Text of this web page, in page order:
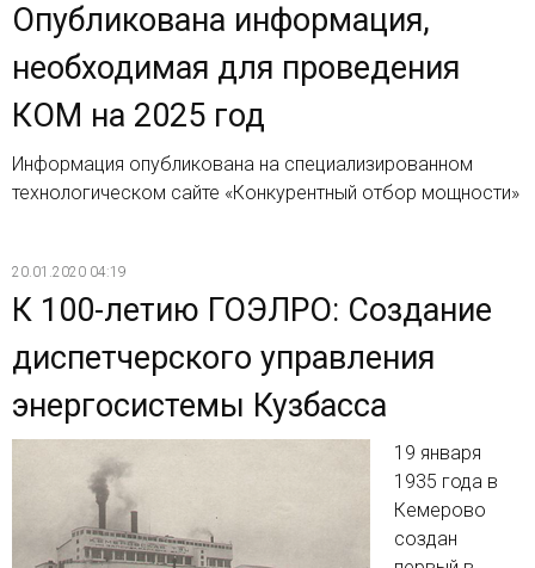
Опубликована информация,
необходимая для проведения
КОМ на 2025 год
Информация опубликована на специализированном
технологическом сайте «Конкурентный отбор мощности»
20.01.2020 04:19
К 100-летию ГОЭЛРО: Создание
диспетчерского управления
энергосистемы Кузбасса
19 января
1935 года в
Кемерово
создан